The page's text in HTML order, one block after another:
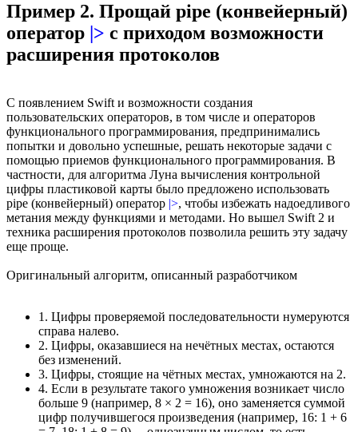
Пример 2. Прощай pipe (конвейерный)
оператор |> с приходом возможности
расширения протоколов
C появлением Swift и возможности создания
пользовательских операторов, в том числе и операторов
функционального программирования, предпринимались
попытки и довольно успешные, решать некоторые задачи с
помощью приемов функционального программирования. В
частности, для алгоритма Луна вычисления контрольной
цифры пластиковой карты было предложено использовать
pipe (конвейерный) оператор |>, чтобы избежать надоедливого
метания между функциями и методами. Но вышел Swift 2 и
техника расширения протоколов позволила решить эту задачу
еще проще.
Оригинальный алгоритм, описанный разработчиком
1. Цифры проверяемой последовательности нумеруются
справа налево.
2. Цифры, оказавшиеся на нечётных местах, остаются
без изменений.
3. Цифры, стоящие на чётных местах, умножаются на 2.
4. Если в результате такого умножения возникает число
больше 9 (например, 8 × 2 = 16), оно заменяется суммой
цифр получившегося произведения (например, 16: 1 + 6